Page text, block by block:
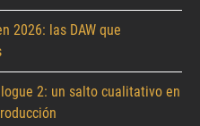
2026: las DAW que
2: un salto cualitativo en